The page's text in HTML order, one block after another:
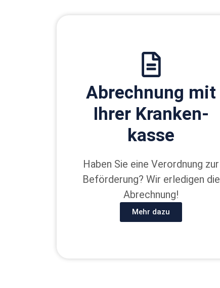
Ab­rechnung mit
Ihrer Kranken­
kasse
Haben Sie eine Verordnung zur
Beförderung? Wir erledigen die
Abrechnung!
Mehr dazu